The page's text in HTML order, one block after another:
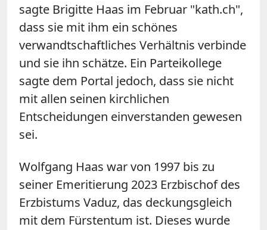
sagte Brigitte Haas im Februar "kath.ch",
dass sie mit ihm ein schönes
verwandtschaftliches Verhältnis verbinde
und sie ihn schätze. Ein Parteikollege
sagte dem Portal jedoch, dass sie nicht
mit allen seinen kirchlichen
Entscheidungen einverstanden gewesen
sei.
Wolfgang Haas war von 1997 bis zu
seiner Emeritierung 2023 Erzbischof des
Erzbistums Vaduz, das deckungsgleich
mit dem Fürstentum ist. Dieses wurde